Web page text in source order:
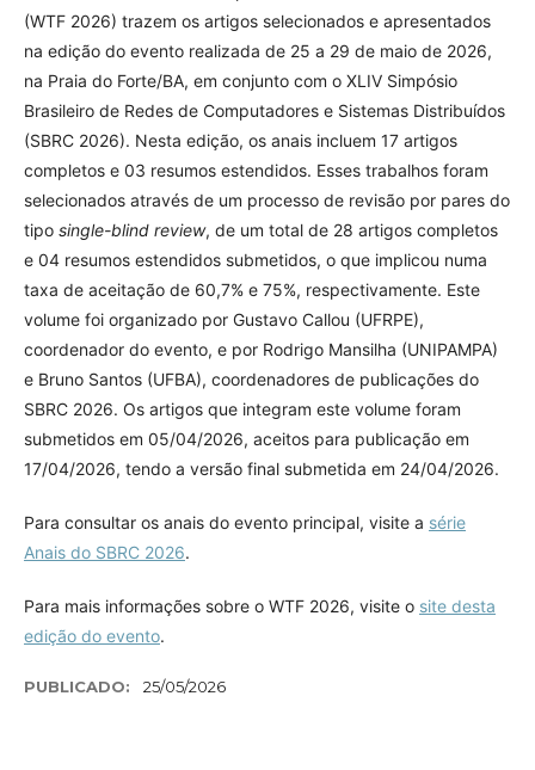
(WTF 2026) trazem os artigos selecionados e apresentados
na edição do evento realizada de 25 a 29 de maio de 2026,
na Praia do Forte/BA, em conjunto com o XLIV Simpósio
Brasileiro de Redes de Computadores e Sistemas Distribuídos
(SBRC 2026). Nesta edição, os anais incluem 17 artigos
completos e 03 resumos estendidos. Esses trabalhos foram
selecionados através de um processo de revisão por pares do
tipo single-blind review, de um total de 28 artigos completos
e 04 resumos estendidos submetidos, o que implicou numa
taxa de aceitação de 60,7% e 75%, respectivamente. Este
volume foi organizado por Gustavo Callou (UFRPE),
coordenador do evento, e por Rodrigo Mansilha (UNIPAMPA)
e Bruno Santos (UFBA), coordenadores de publicações do
SBRC 2026. Os artigos que integram este volume foram
submetidos em 05/04/2026, aceitos para publicação em
17/04/2026, tendo a versão final submetida em 24/04/2026.
Para consultar os anais do evento principal, visite a série
Anais do SBRC 2026.
Para mais informações sobre o WTF 2026, visite o site desta
edição do evento.
PUBLICADO: 25/05/2026